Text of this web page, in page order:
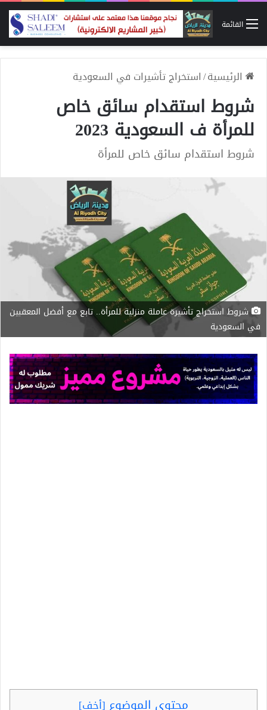
القائمة
الرئيسية/استخراج تأشيرات في السعودية
شروط استقدام سائق خاص
للمرأة ف السعودية 2023
شروط استقدام سائق خاص للمرأة
شروط استخراج تأشيرة عاملة منزلية للمرأة.. تابع مع أفضل المعقبين
في السعودية
محتوى الموضوع [أخف]